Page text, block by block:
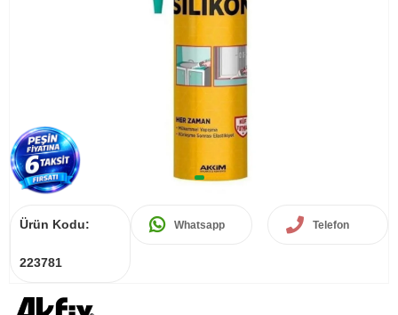
Ürün Kodu:
223781
Whatsapp Telefon